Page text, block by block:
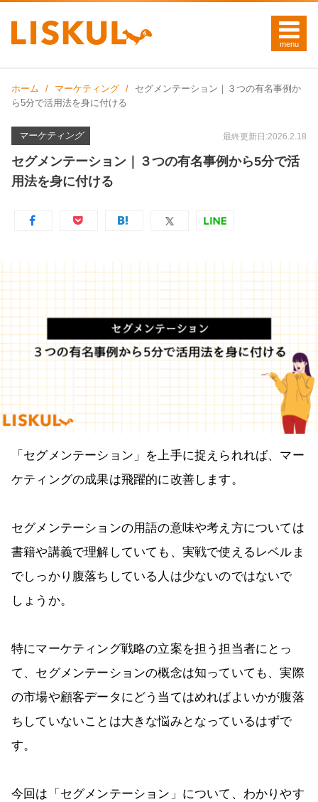
ホーム マーケティング
セグメンテーション｜３つの有名事例か
ら5分で活用法を身に付ける
マーケティング 最終更新日:2026.2.18
セグメンテーション｜３つの有名事例から5分で活
用法を身に付ける
「セグメンテーション」を上手に捉えられれば、マー
ケティングの成果は飛躍的に改善します。
セグメンテーションの用語の意味や考え方については
書籍や講義で理解していても、実戦で使えるレベルま
でしっかり腹落ちしている人は少ないのではないで
しょうか。
特にマーケティング戦略の立案を担う担当者にとっ
て、セグメンテーションの概念は知っていても、実際
の市場や顧客データにどう当てはめればよいかが腹落
ちしていないことは大きな悩みとなっているはずで
す。
今回は「セグメンテーション」について、わかりやす